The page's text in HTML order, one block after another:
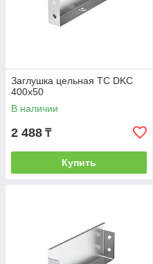
Заглушка цельная ТС DKC
400х50
В наличии
2 488 ₸
Купить